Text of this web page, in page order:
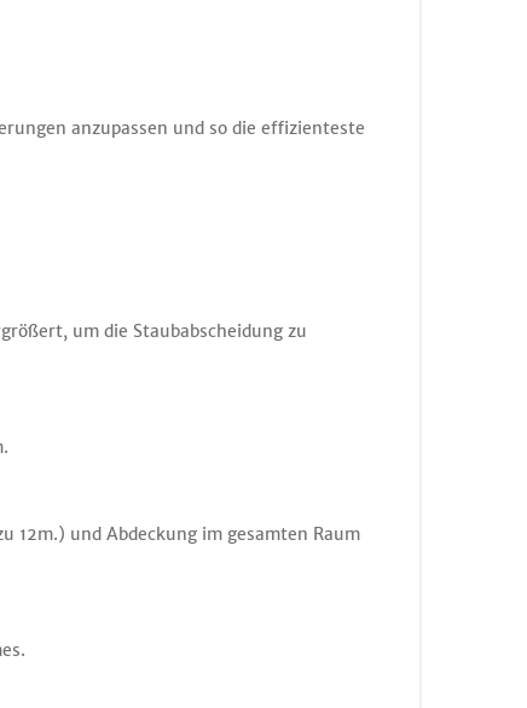
anzupassen und so die effizienteste
um die Staubabscheidung zu
und Abdeckung im gesamten Raum